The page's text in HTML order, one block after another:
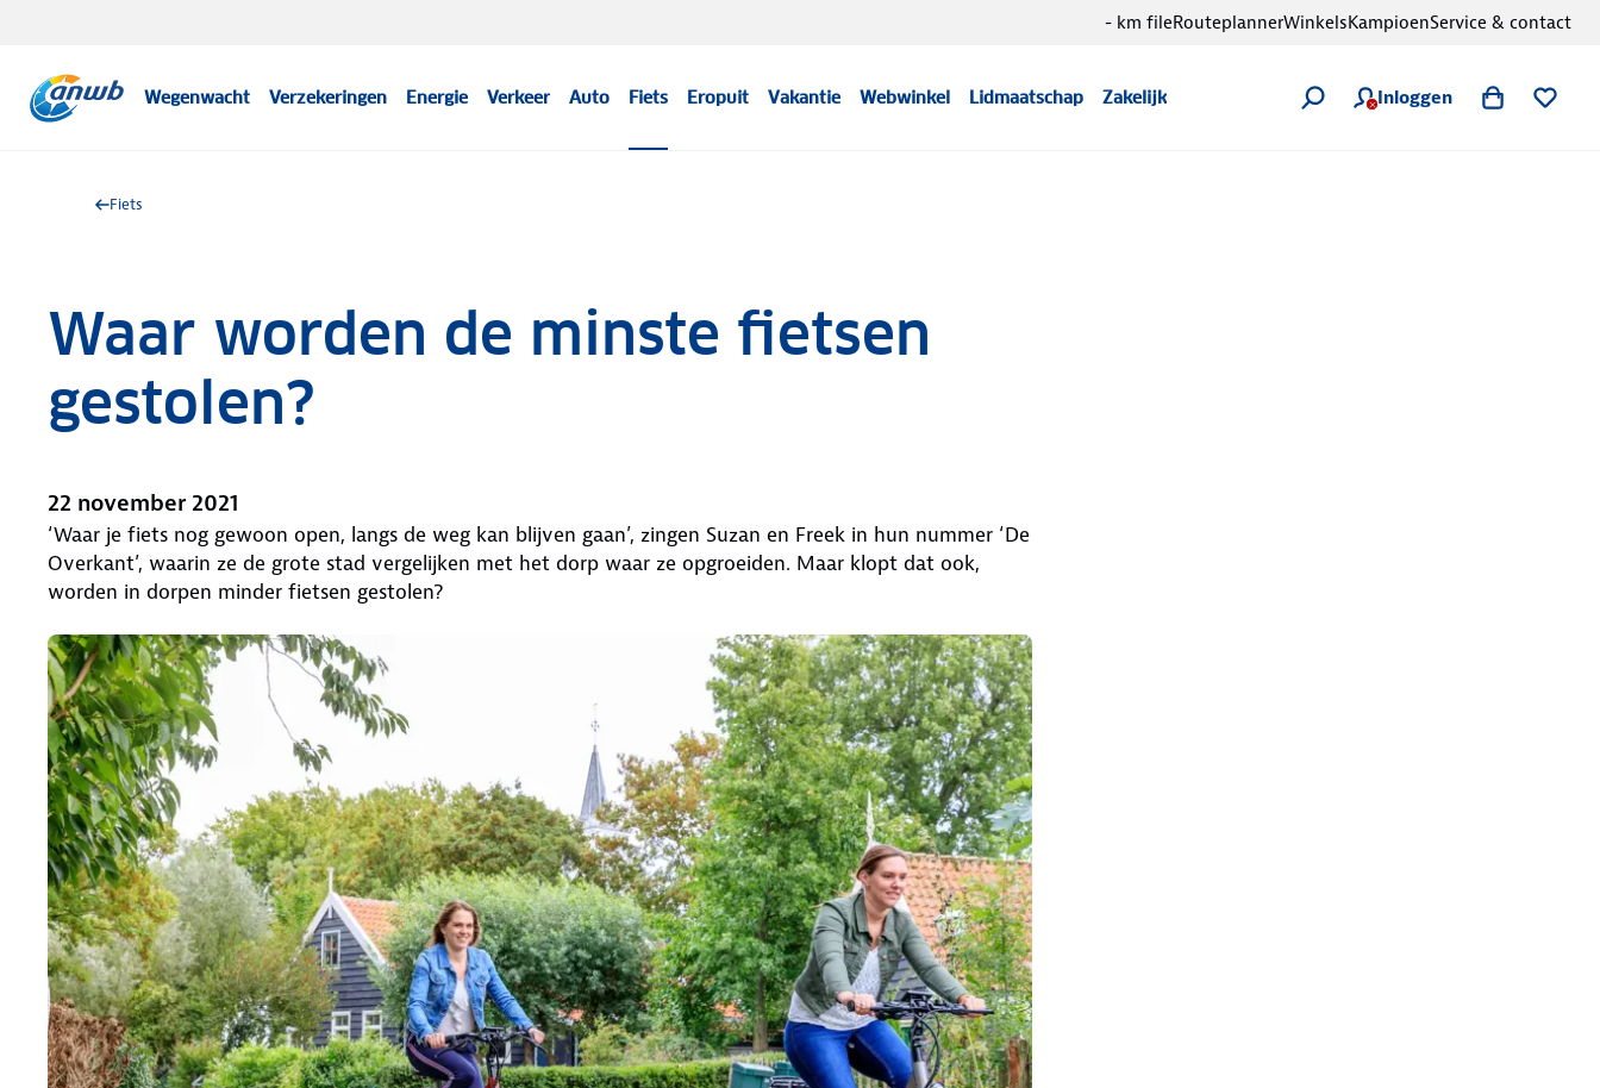
Wegenwacht Verzekeringen Energie Verkeer Auto Fiets Eropuit Vakantie Webwinkel Lidmaatschap Zakelijk Inloggen
- km fileRouteplannerWinkelsKampioenService & contact
Fiets
Waar worden de minste fietsen
gestolen?
22 november 2021
‘Waar je fiets nog gewoon open, langs de weg kan blijven gaan’, zingen Suzan en Freek in hun nummer ‘De
Overkant’, waarin ze de grote stad vergelijken met het dorp waar ze opgroeiden. Maar klopt dat ook,
worden in dorpen minder fietsen gestolen?